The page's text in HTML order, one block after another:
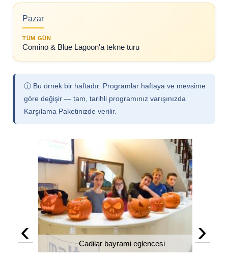
Pazar
TÜM GÜN
Comino & Blue Lagoon'a tekne turu
ⓘ Bu örnek bir haftadır. Programlar haftaya ve mevsime
göre değişir — tam, tarihli programınız varışınızda
Karşılama Paketinizde verilir.
Cadilar bayrami eglencesi
‹ ›